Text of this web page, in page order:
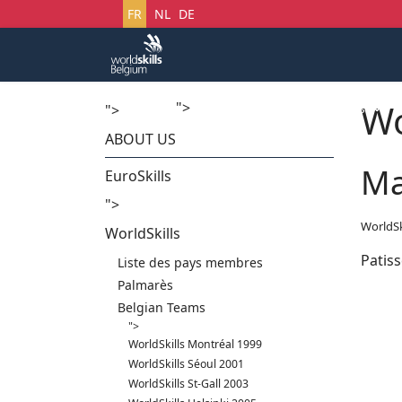
Sélectionnez votre langue
FR NL DE
"> Startech's Days
">
ABOUT US
EuroSkills
">
WorldSkills
Liste des pays membres
Palmarès
Belgian Teams
">
WorldSkills Montréal 1999
WorldSkills Séoul 2001
WorldSkills St-Gall 2003